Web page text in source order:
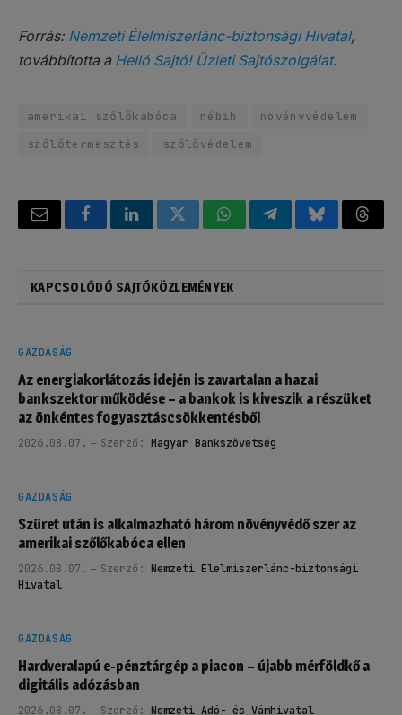
Forrás: Nemzeti Élelmiszerlánc-biztonsági Hivatal,
továbbította a Helló Sajtó! Üzleti Sajtószolgálat.
amerikai szőlőkabóca nébih
növényvédelem
szőlőtermesztés
szőlővédelem
Email FacebookLinkedInTwitterWhatsAppTelegramBluesky
KAPCSOLÓDÓ SAJTÓKÖZLEMÉNYEK
GAZDASÁG
Az energiakorlátozás idején is zavartalan a hazai
bankszektor működése – a bankok is kiveszik a részüket
az önkéntes fogyasztáscsökkentésből
2026.08.07. Szerző: Magyar Bankszövetség
GAZDASÁG
Szüret után is alkalmazható három növényvédő szer az
amerikai szőlőkabóca ellen
2026.08.07. Szerző: Nemzeti Élelmiszerlánc-biztonsági
Hivatal
GAZDASÁG
Hardveralapú e-pénztárgép a piacon – újabb mérföldkő a
digitális adózásban
2026.08.07. Szerző: Nemzeti Adó- és Vámhivatal